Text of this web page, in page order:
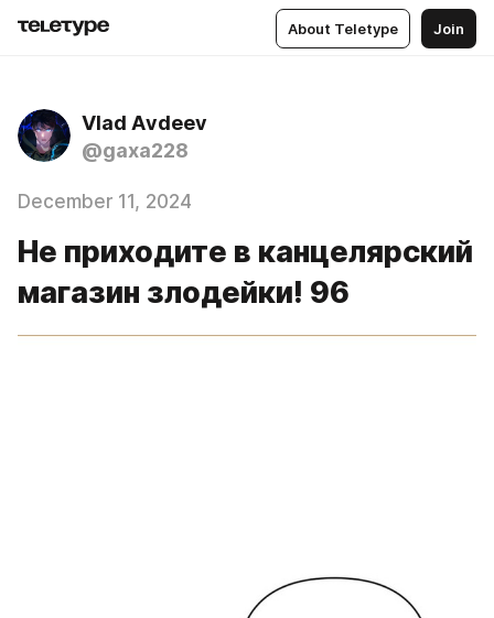
About Teletype Join
Vlad Аvdeev
@gaxa228
December 11, 2024
Не приходите в канцелярский
магазин злодейки! 96